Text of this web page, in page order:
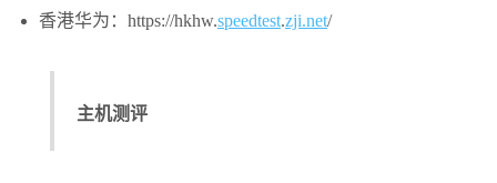
香港华为：https://hkhw.speedtest.zji.net/
主机测评